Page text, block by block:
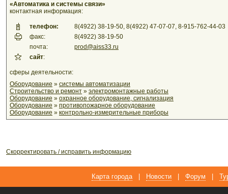
«Автоматика и системы связи»
контактная информация:
телефон:
8(4922) 38-19-50, 8(4922) 47-07-07, 8-915-762-44-03
факс:
8(4922) 38-19-50
почта:
prod@aiss33.ru
сайт:
сферы деятельности:
Оборудование » системы автоматизации
Строительство и ремонт » электромонтажные работы
Оборудование » охранное оборудование, сигнализация
Оборудование » противопожарное оборудование
Оборудование » контрольно-измерительные приборы
Скорректировать / исправить информацию
Карта города Новости Форум